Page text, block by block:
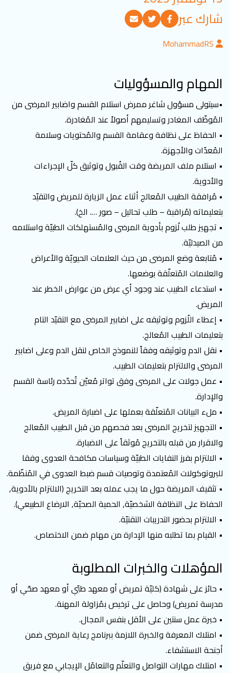
تسجيل الدخول
العربية
تابعنا
شارك عبر
MohammadRS
المهام والمسؤوليات
•سيتولى مسؤول شاغر ممرض استلام القسم واضابير المرضى من
المُوظّف المغادر وتسليمهم أصولاً عند المُغادرة.
• الحفاظ على نظافة وعقامة القسم والمُحتويات وسلامة
المُعدّات والأجهزة.
• استلام ملف المريضة وقت القُبول وتوثيق كلّ الإجراءات
والأدوية.
• مُرافقة الطبيب المُعالج أثناء عمل الزيارة للمريض والتقيّد
بتعليماته (مُراقبة – طلب تحاليل – صور …. الخ).
• تجهيز طلب لُزوم بأدوية المرضى والمُستهلكات الطبيّة واستلامه
من الصيدليّة.
• مُتابعة وضع المرضى من حيث العلامات الحيويّة والأعراض
والعلامات المُتعلّقة بوضعها.
• استدعاء الطبيب عند وجود أي عرض من عوارض الخطر عند
المريض.
• إعطاء اللُزوم وتوثيقه على اضابير المرضى مع التقيّد التام
بتعليمات الطبيب المُعالج.
• نقل الدم وتوثيقه وفقاً للنموذج الخاص لنقل الدم وعلى اضابير
المرضى والالتزام بتعليمات الطبيب.
• عمل جولات على المرضى وفق تواتر مُعيّن تُحدّده رئاسة القسم
والإدارة.
• ملء البيانات المُتعلّقة بعملها على اضبارة المريض.
• التجهيز لتخريج المرضى بعد فحصهم من قبل الطبيب المُعالج
والاقرار من قبله بالتخريج مُوثقاً على الاضبارة.
• الالتزام بفرز النفايات الطبيّة وسياسات مكافحة العدوى وفقا
للبروتوكولات المُعتمدة وتوصيات قسم ضبط العدوى في المُنظّمة.
• تثقيف المريضة حول ما يجب عمله بعد التخريج (الالتزام بالأدوية,
الحفاظ على النظافة الشخصيّة, الحمية الصحيّة, الارضاع الطبيعي).
• الالتزام بحضور التدريبات التقنيّة.
• القيام بما تطلبه منها الإدارة من مهام ضمن الاختصاص.
المؤهلات والخبرات المطلوبة
• حائز على شهادة (كليّة تمريض أو معهد طبّي أو معهد صحّي أو
مدرسة تمريض) وحاصل على ترخيص بمُزاولة المهنة.
• خبرة عمل سنتين على الأقل بنفس المجال.
• امتلاك المعرفة والخبرة اللازمة ببرنامج رعاية المرضى ضمن
أجنحة الاستشفاء.
• امتلاك مهارات التواصل والتعلّم والتعامُل الإيجابي مع فريق